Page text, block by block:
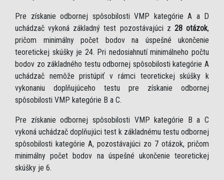
Pre získanie odbornej spôsobilosti VMP kategórie A a D
uchádzač vykoná základný test pozostávajúci z 28 otázok,
pričom minimálny počet bodov na úspešné ukončenie
teoretickej skúšky je 24. Pri nedosiahnutí minimálneho počtu
bodov zo základného testu odbornej spôsobilosti kategórie A
uchádzač nemôže pristúpiť v rámci teoretickej skúšky k
vykonaniu doplňujúceho testu pre získanie odbornej
spôsobilosti VMP kategórie B a C.
Pre získanie odbornej spôsobilosti VMP kategórie B a C
vykoná uchádzač doplňujúci test k základnému testu odbornej
spôsobilosti kategórie A, pozostávajúci zo 7 otázok, pričom
minimálny počet bodov na úspešné ukončenie teoretickej
skúšky je 6.